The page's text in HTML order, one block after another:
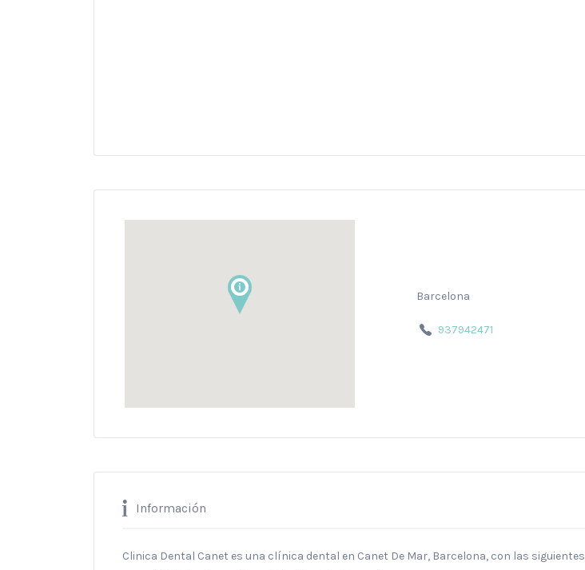
Barcelona
937942471
Información
Clinica Dental Canet es una clínica dental en Canet De Mar, Barcelona, con las siguientes